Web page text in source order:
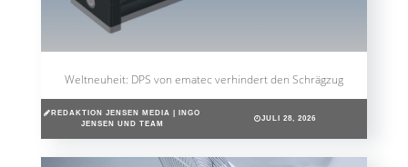
Weltneuheit: DPS von ematec verhindert den Schrägzug
REDAKTION JENSEN MEDIA | INGO
JENSEN UND TEAM
JULI 28, 2026